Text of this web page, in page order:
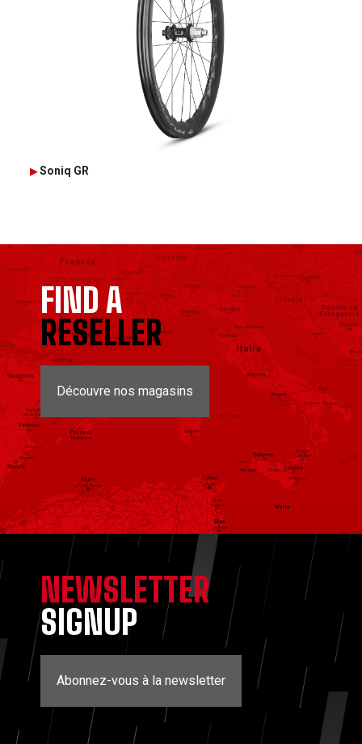
Soniq GR
FIND A
RESELLER
Découvre nos magasins
NEWSLETTER
SIGNUP
Abonnez-vous à la newsletter